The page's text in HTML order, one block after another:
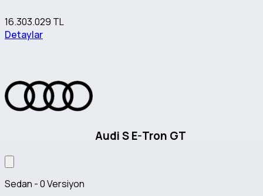
16.303.029 TL
Detaylar
Audi S E-Tron GT
Sedan - 0 Versiyon